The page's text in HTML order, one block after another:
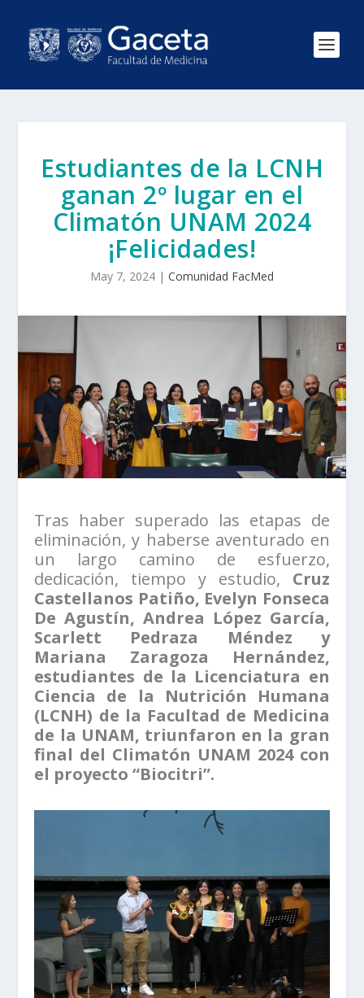
Estudiantes de la LCNH
ganan 2º lugar en el
Climatón UNAM 2024
¡Felicidades!
May 7, 2024 | Comunidad FacMed
Tras haber superado las etapas de
eliminación, y haberse aventurado en
un largo camino de esfuerzo,
dedicación, tiempo y estudio, Cruz
Castellanos Patiño, Evelyn Fonseca
De Agustín, Andrea López García,
Scarlett Pedraza Méndez y
Mariana Zaragoza Hernández,
estudiantes de la Licenciatura en
Ciencia de la Nutrición Humana
(LCNH) de la Facultad de Medicina
de la UNAM, triunfaron en la gran
final del Climatón UNAM 2024 con
el proyecto “Biocitri”.